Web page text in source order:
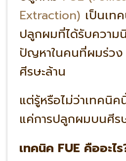
Extraction) เป็นเท
ปลูกผมที่ได้รับความ
ปัญหาในคนที่ผมร่วง
ศีรษะล้าน
แต่รู้หรือไม่ว่าเทคนิ
แค่การปลูกผมบนศีร
เทคนิค FUE คืออะไร